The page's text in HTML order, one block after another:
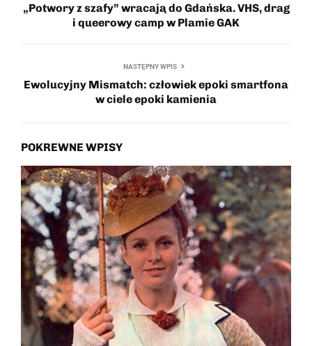
„Potwory z szafy” wracają do Gdańska. VHS, drag
i queerowy camp w Plamie GAK
NASTĘPNY WPIS
Ewolucyjny Mismatch: człowiek epoki smartfona
w ciele epoki kamienia
POKREWNE WPISY